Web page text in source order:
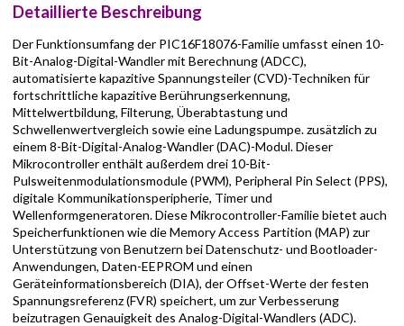
Detaillierte Beschreibung
Der Funktionsumfang der PIC16F18076-Familie umfasst einen 10-
Bit-Analog-Digital-Wandler mit Berechnung (ADCC),
automatisierte kapazitive Spannungsteiler (CVD)-Techniken für
fortschrittliche kapazitive Berührungserkennung,
Mittelwertbildung, Filterung, Überabtastung und
Schwellenwertvergleich sowie eine Ladungspumpe. zusätzlich zu
einem 8-Bit-Digital-Analog-Wandler (DAC)-Modul. Dieser
Mikrocontroller enthält außerdem drei 10-Bit-
Pulsweitenmodulationsmodule (PWM), Peripheral Pin Select (PPS),
digitale Kommunikationsperipherie, Timer und
Wellenformgeneratoren. Diese Mikrocontroller-Familie bietet auch
Speicherfunktionen wie die Memory Access Partition (MAP) zur
Unterstützung von Benutzern bei Datenschutz- und Bootloader-
Anwendungen, Daten-EEPROM und einen
Geräteinformationsbereich (DIA), der Offset-Werte der festen
Spannungsreferenz (FVR) speichert, um zur Verbesserung
beizutragen Genauigkeit des Analog-Digital-Wandlers (ADC).